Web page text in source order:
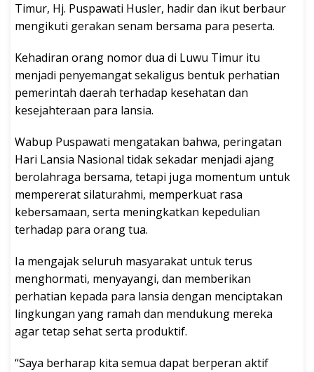
Timur, Hj. Puspawati Husler, hadir dan ikut berbaur
mengikuti gerakan senam bersama para peserta.
Kehadiran orang nomor dua di Luwu Timur itu
menjadi penyemangat sekaligus bentuk perhatian
pemerintah daerah terhadap kesehatan dan
kesejahteraan para lansia.
Wabup Puspawati mengatakan bahwa, peringatan
Hari Lansia Nasional tidak sekadar menjadi ajang
berolahraga bersama, tetapi juga momentum untuk
mempererat silaturahmi, memperkuat rasa
kebersamaan, serta meningkatkan kepedulian
terhadap para orang tua.
Ia mengajak seluruh masyarakat untuk terus
menghormati, menyayangi, dan memberikan
perhatian kepada para lansia dengan menciptakan
lingkungan yang ramah dan mendukung mereka
agar tetap sehat serta produktif.
“Saya berharap kita semua dapat berperan aktif